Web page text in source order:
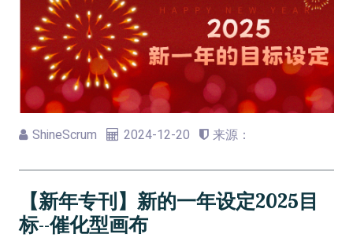
ShineScrum 2024-12-20 来源：
【新年专刊】新的一年设定2025目
标--催化型画布